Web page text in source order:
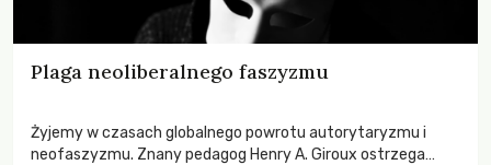
Plaga neoliberalnego faszyzmu
Żyjemy w czasach globalnego powrotu autorytaryzmu i
neofaszyzmu. Znany pedagog Henry A. Giroux ostrzega